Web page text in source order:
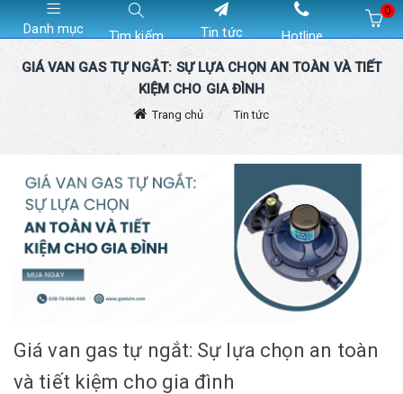
Danh mục Tìm kiếm Tin tức Hotline
0
GIÁ VAN GAS TỰ NGẮT: SỰ LỰA CHỌN AN TOÀN VÀ TIẾT
KIỆM CHO GIA ĐÌNH
Trang chủ Tin tức
Giá van gas tự ngắt: Sự lựa chọn an toàn
và tiết kiệm cho gia đình